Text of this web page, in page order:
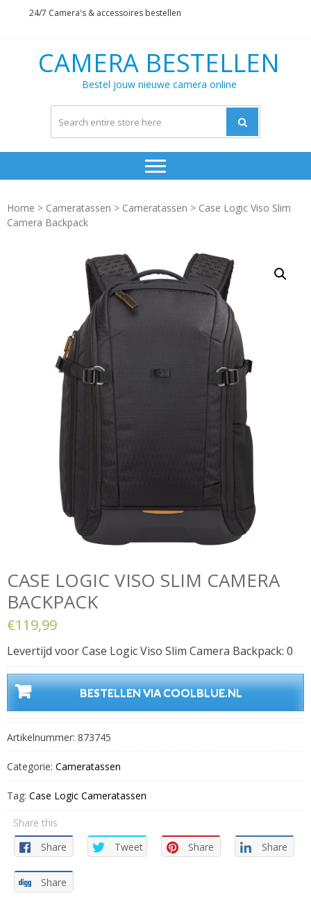
24/7 Camera's & accessoires bestellen
CAMERA BESTELLEN
Bestel jouw nieuwe camera online
Home > Cameratassen > Cameratassen > Case Logic Viso Slim
Camera Backpack
CASE LOGIC VISO SLIM CAMERA
BACKPACK
€119,99
Levertijd voor Case Logic Viso Slim Camera Backpack: 0
BESTELLEN VIA COOLBLUE.NL
Artikelnummer: 873745
Categorie: Cameratassen
Tag: Case Logic Cameratassen
Share this
Share
Tweet Share Share
Share